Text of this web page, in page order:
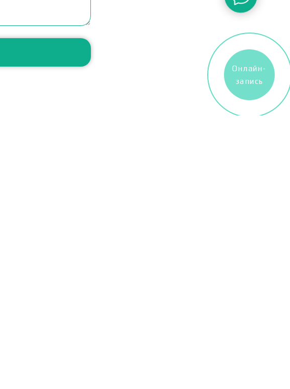
Онлайн-
запись